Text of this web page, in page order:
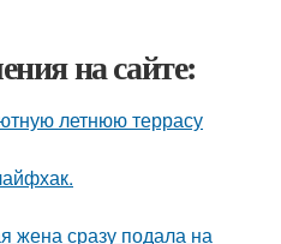
на сайте:
летнюю террасу
жена сразу подала на